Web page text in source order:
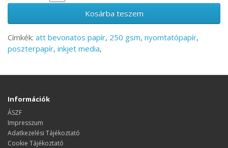
Kosárba teszem
Címkék: att bevonatos papír, 250 gsm, nyomtatópapír,
poszterpapír, inkjet media,
Információk
ÁSZF
Impresszum
Adatkezelési Tájékoztató
Cookie Tájékoztató